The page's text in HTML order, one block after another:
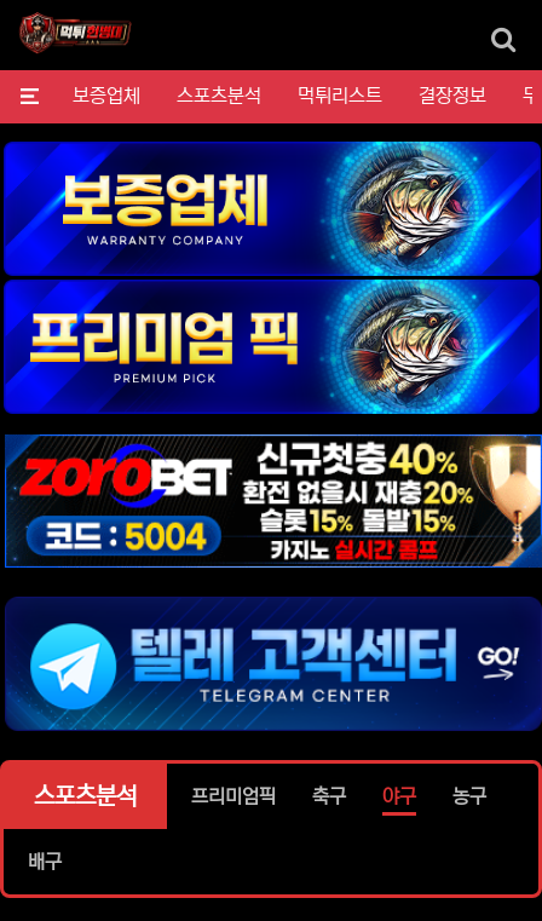
보증업체 스포츠분석 먹튀리스트 결장정보
위젯설정에서 이미지 등록
위젯설정에서 이미지 등록
위젯설정에서 이미지 등록
위젯설정에서 이미지 등록
스포츠분석 프리미엄픽 축구 야구 농구
배구